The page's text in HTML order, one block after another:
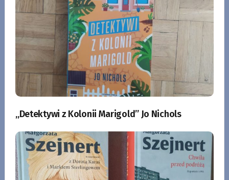
„Detektywi z Kolonii Marigold” Jo Nichols